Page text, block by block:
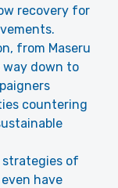
recovery for
from Maseru
way down to
countering
strategies of
have